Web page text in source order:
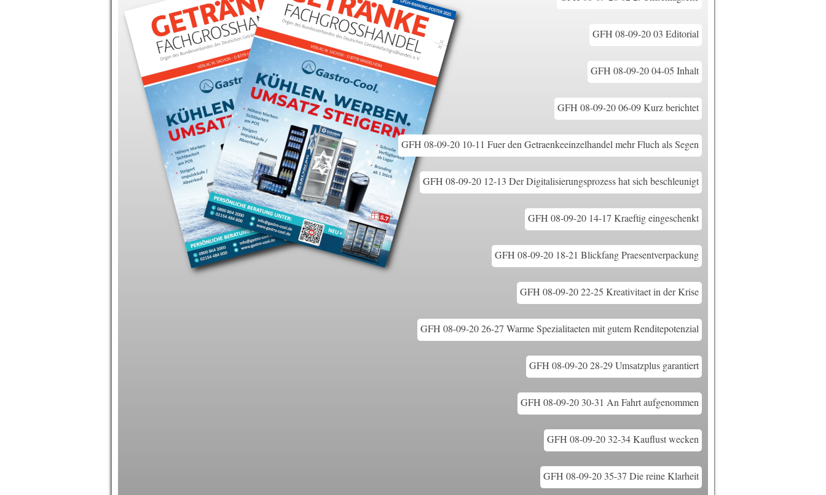
GFH 08-09-20 03 Editorial
GFH 08-09-20 04-05 Inhalt
GFH 08-09-20 06-09 Kurz berichtet
GFH 08-09-20 10-11 Fuer den Getraenkeeinzelhandel mehr Fluch als Segen
GFH 08-09-20 12-13 Der Digitalisierungsprozess hat sich beschleunigt
GFH 08-09-20 14-17 Kraeftig eingeschenkt
GFH 08-09-20 18-21 Blickfang Praesentverpackung
GFH 08-09-20 22-25 Kreativitaet in der Krise
GFH 08-09-20 26-27 Warme Spezialitaeten mit gutem Renditepotenzial
GFH 08-09-20 28-29 Umsatzplus garantiert
GFH 08-09-20 30-31 An Fahrt aufgenommen
GFH 08-09-20 32-34 Kauflust wecken
GFH 08-09-20 35-37 Die reine Klarheit